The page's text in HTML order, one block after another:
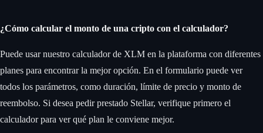
¿Cómo calcular el monto de una cripto con el calculador?
Puede usar nuestro calculador de XLM en la plataforma con diferentes
planes para encontrar la mejor opción. En el formulario puede ver
todos los parámetros, como duración, límite de precio y monto de
reembolso. Si desea pedir prestado Stellar, verifique primero el
calculador para ver qué plan le conviene mejor.